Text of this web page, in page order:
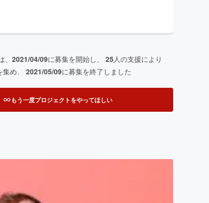
2021/04/09に募集を開始し、 25人の支援により
め、 2021/05/09に募集を終了しました
もう一度プロジェクトをやってほしい